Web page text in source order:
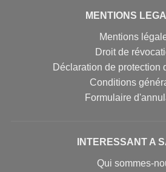
MENTIONS
Mentions
Droit de
Déclaration de protection
Conditions
Formulaire
INTERESSANT A
Qui sommes-